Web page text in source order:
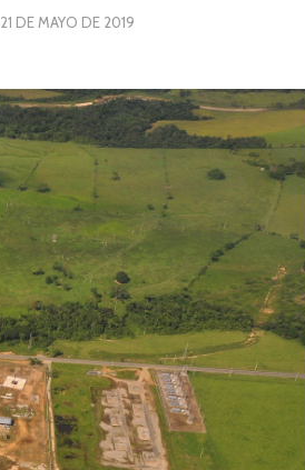
POSTED
21 DE MAYO DE 2019
DE
2019